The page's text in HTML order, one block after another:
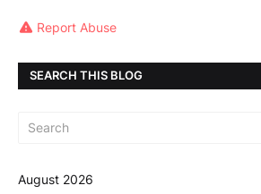
Report Abuse
SEARCH THIS BLOG
August 2026